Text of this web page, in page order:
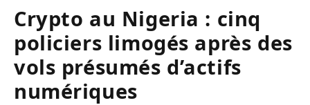
Crypto au Nigeria : cinq
policiers limogés après des
vols présumés d’actifs
numériques